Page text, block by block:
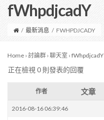
fWhpdjcadY
/ 最新消息 / FWHPDJCADY
Home › 討論群 › 聊天室 › fWhpdjcadY
正在檢視 0 則發表的回覆
作者 文章
2016-08-16 06:39:46